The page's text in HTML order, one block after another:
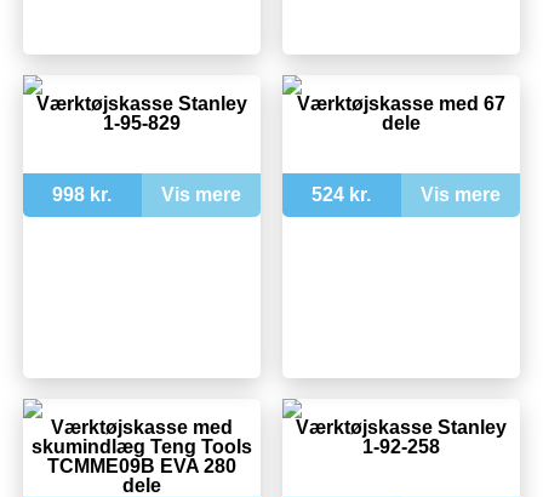
Værktøjskasse Stanley
1-95-829
998 kr. Vis mere
Værktøjskasse med 67
dele
524 kr. Vis mere
Værktøjskasse med
skumindlæg Teng Tools
TCMME09B EVA 280
dele
Værktøjskasse Stanley
1-92-258